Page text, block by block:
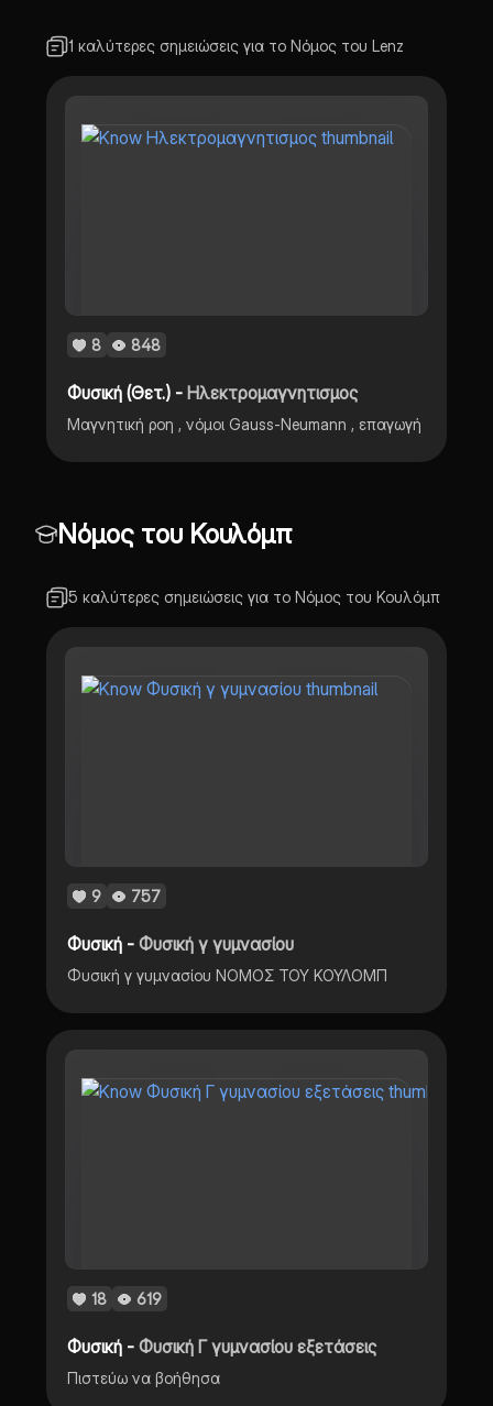
1 καλύτερες σημειώσεις για το Νόμος του Lenz
8 848
Φυσική (Θετ.) -Ηλεκτρομαγνητισμος
Μαγνητική ροη , νόμοι Gauss-Neumann , επαγωγή
Νόμος του Κουλόμπ
5 καλύτερες σημειώσεις για το Νόμος του Κουλόμπ
9 757
Φυσική -Φυσική γ γυμνασίου
Φυσική γ γυμνασίου ΝΟΜΟΣ ΤΟΥ ΚΟΥΛΟΜΠ
18 619
Φυσική -Φυσική Γ γυμνασίου εξετάσεις
Πιστεύω να βοήθησα